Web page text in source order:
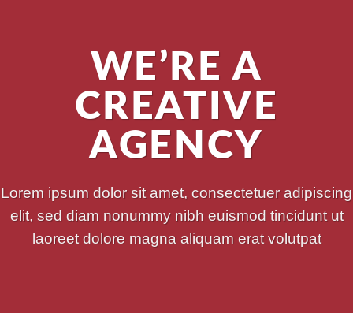
WE’RE A
CREATIVE
AGENCY
Lorem ipsum dolor sit amet, consectetuer adipiscing
elit, sed diam nonummy nibh euismod tincidunt ut
laoreet dolore magna aliquam erat volutpat